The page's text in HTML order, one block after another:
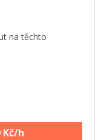
na těchto
Kč/h